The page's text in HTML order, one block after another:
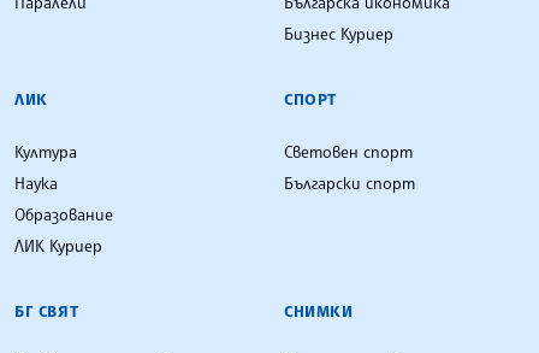
Бизнес Куриер
ЛИК
Култура
Наука
Образование
ЛИК Куриер
СПОРТ
Световен спорт
Български спорт
БГ СВЯТ СНИМКИ